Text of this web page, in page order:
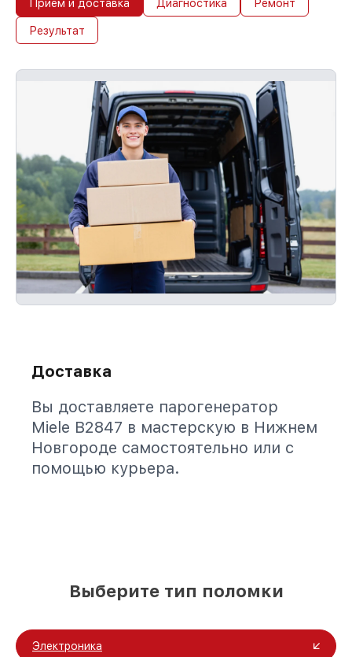
Прием и доставка Диагностика Ремонт
Результат
Доставка
Вы доставляете парогенератор
Miele B2847 в мастерскую в Нижнем
Новгороде самостоятельно или с
помощью курьера.
Выберите тип поломки
Электроника